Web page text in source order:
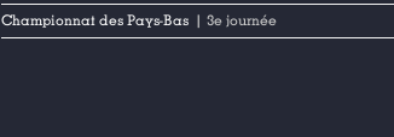
Championnat des Pays-Bas | 3e journée